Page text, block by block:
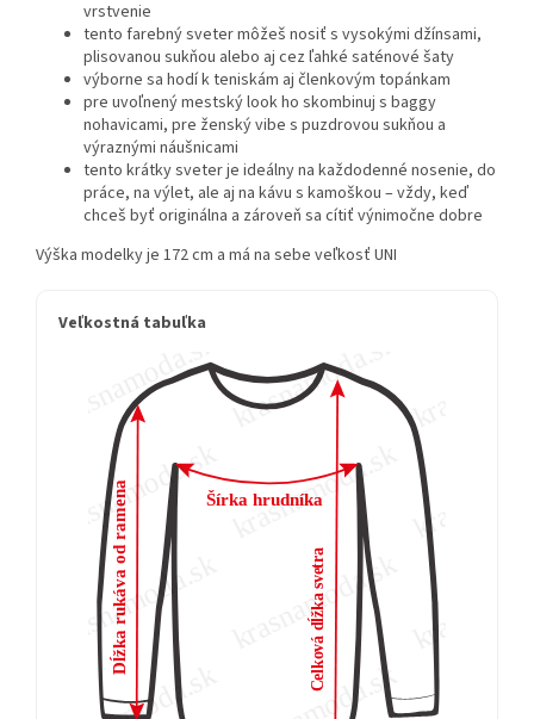
vrstvenie
tento farebný sveter môžeš nosiť s vysokými džínsami,
plisovanou sukňou alebo aj cez ľahké saténové šaty
výborne sa hodí k teniskám aj členkovým topánkam
pre uvoľnený mestský look ho skombinuj s baggy
nohavicami, pre ženský vibe s puzdrovou sukňou a
výraznými náušnicami
tento krátky sveter je ideálny na každodenné nosenie, do
práce, na výlet, ale aj na kávu s kamoškou – vždy, keď
chceš byť originálna a zároveň sa cítiť výnimočne dobre
Výška modelky je 172 cm a má na sebe veľkosť UNI
Veľkostná tabuľka